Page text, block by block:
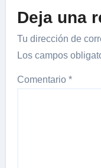
Deja una
Tu dirección de
Los campos
Comentario*